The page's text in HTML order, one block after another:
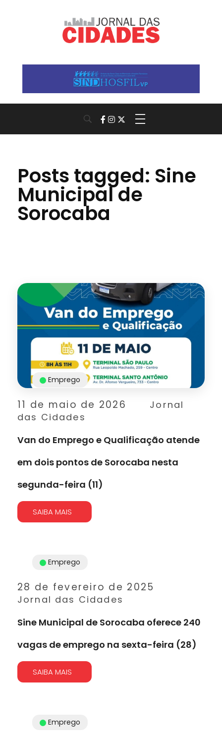
Posts tagged: Sine
Municipal de
Sorocaba
11 de maio de 2026
Jornal
das Cidades
Emprego
Van do Emprego e Qualificação atende
em dois pontos de Sorocaba nesta
segunda-feira (11)
SAIBA MAIS
28 de fevereiro de 2025
Jornal das Cidades
Emprego
Sine Municipal de Sorocaba oferece 240
vagas de emprego na sexta-feira (28)
SAIBA MAIS
Emprego